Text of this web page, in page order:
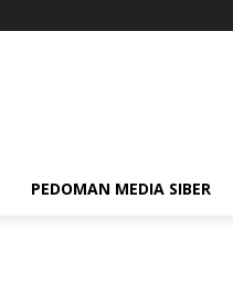
PEDOMAN MEDIA SIBER